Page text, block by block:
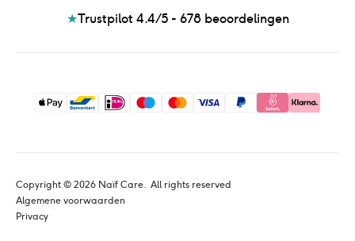
★Trustpilot 4.4/5 - 678 beoordelingen
Copyright © 2026 Naïf Care. All rights reserved
Algemene voorwaarden
Privacy